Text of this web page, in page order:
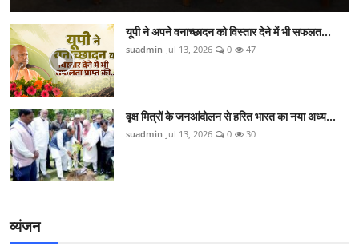
यूपी ने अपने वनाच्छादन को विस्तार देने में भी सफलत...
suadmin Jul 13, 2026 0 47
वृक्ष मित्रों के जनआंदोलन से हरित भारत का नया अध्य...
suadmin Jul 13, 2026 0 30
व्यंजन